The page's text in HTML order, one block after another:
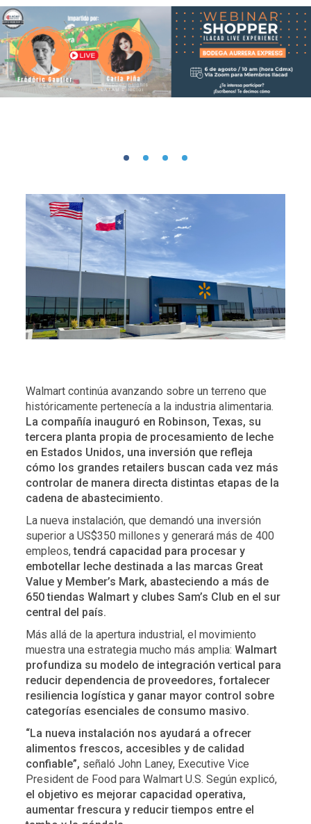
Walmart continúa avanzando sobre un terreno que
históricamente pertenecía a la industria alimentaria.
La compañía inauguró en Robinson, Texas, su
tercera planta propia de procesamiento de leche
en Estados Unidos, una inversión que refleja
cómo los grandes retailers buscan cada vez más
controlar de manera directa distintas etapas de la
cadena de abastecimiento.
La nueva instalación, que demandó una inversión
superior a US$350 millones y generará más de 400
empleos,tendrá capacidad para procesar y
embotellar leche destinada a las marcas Great
Value y Member’s Mark, abasteciendo a más de
650 tiendas Walmart y clubes Sam’s Club en el sur
central del país.
Más allá de la apertura industrial, el movimiento
muestra una estrategia mucho más amplia:Walmart
profundiza su modelo de integración vertical para
reducir dependencia de proveedores, fortalecer
resiliencia logística y ganar mayor control sobre
categorías esenciales de consumo masivo.
“La nueva instalación nos ayudará a ofrecer
alimentos frescos, accesibles y de calidad
confiable”, señaló John Laney, Executive Vice
President de Food para Walmart U.S. Según explicó,
el objetivo es mejorar capacidad operativa,
aumentar frescura y reducir tiempos entre el